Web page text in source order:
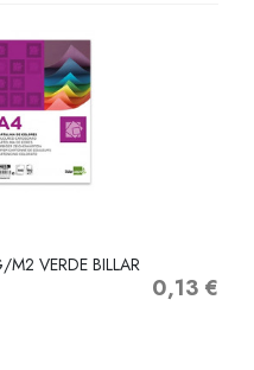
M2 VERDE BILLAR
Precio
0,13 €